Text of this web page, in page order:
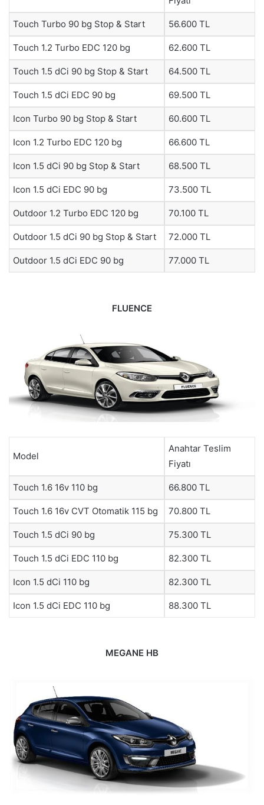
Touch Turbo 90 bg Stop & Start 56.600 TL
Touch 1.2 Turbo EDC 120 bg 62.600 TL
Touch 1.5 dCi 90 bg Stop & Start 64.500 TL
Touch 1.5 dCi EDC 90 bg 69.500 TL
Icon Turbo 90 bg Stop & Start 60.600 TL
Icon 1.2 Turbo EDC 120 bg 66.600 TL
Icon 1.5 dCi 90 bg Stop & Start 68.500 TL
Icon 1.5 dCi EDC 90 bg 73.500 TL
Outdoor 1.2 Turbo EDC 120 bg 70.100 TL
Outdoor 1.5 dCi 90 bg Stop & Start 72.000 TL
Outdoor 1.5 dCi EDC 90 bg 77.000 TL
FLUENCE
Model
Anahtar Teslim
Fiyatı
Touch 1.6 16v 110 bg 66.800 TL
Touch 1.6 16v CVT Otomatik 115 bg 70.800 TL
Touch 1.5 dCi 90 bg 75.300 TL
Touch 1.5 dCi EDC 110 bg 82.300 TL
Icon 1.5 dCi 110 bg 82.300 TL
Icon 1.5 dCi EDC 110 bg 88.300 TL
MEGANE HB